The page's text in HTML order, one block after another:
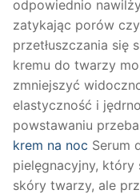
odpowiednio
zatykając porów
przetłuszczania się
kremu do twarzy
zmniejszyć
elastyczność i
powstawaniu
krem na noc Serum
pielęgnacyjny, który
skóry twarzy, ale